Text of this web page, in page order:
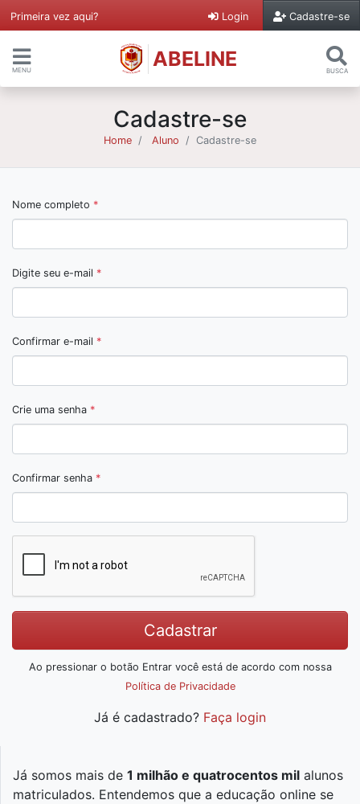
Primeira vez aqui? Login Cadastre-se
MENU ABELINE BUSCA
Cadastre-se
Home Aluno Cadastre-se
Nome completo *
Digite seu e-mail *
Confirmar e-mail *
Crie uma senha *
Confirmar senha *
Cadastrar
Ao pressionar o botão Entrar você está de acordo com nossa
Política de Privacidade
Já é cadastrado? Faça login
Já somos mais de 1 milhão e quatrocentos mil alunos
matriculados. Entendemos que a educação online se